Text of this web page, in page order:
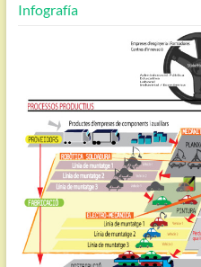
Infografía